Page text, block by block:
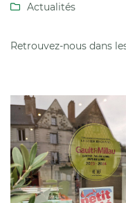
 Code Captcha
Rafraîchir le captcha
En cochant cette case, vous
commerciales à l'adresse
à tout moment en utilisant
 Actualités
Retrouvez-nous dans